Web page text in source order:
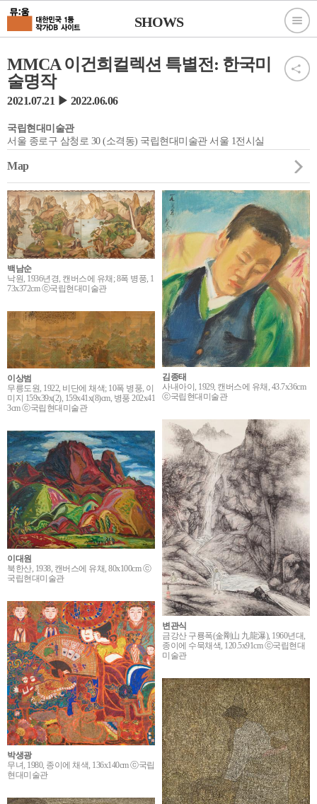
SHOWS
MMCA 이건희컬렉션 특별전: 한국미
술명작
2021.07.21 ▶ 2022.06.06
국립현대미술관
서울 종로구 삼청로 30 (소격동) 국립현대미술관 서울 1전시실
Map
백남순
낙원, 1936년경, 캔버스에 유채; 8폭 병풍, 1
73x372cm ⓒ국립현대미술관
김종태
사내아이, 1929, 캔버스에 유채, 43.7x36cm
ⓒ국립현대미술관
이상범
무릉도원, 1922, 비단에 채색; 10폭 병풍, 이
미지 159x39x(2), 159x41x(8)cm, 병풍 202x41
3cm ⓒ국립현대미술관
변관식
금강산 구룡폭(金剛山 九龍瀑), 1960년대,
종이에 수묵채색, 120.5x91cm ⓒ국립현대
미술관
이대원
북한산, 1938, 캔버스에 유채, 80x100cm ⓒ
국립현대미술관
박생광
무녀, 1980, 종이에 채색, 136x140cm ⓒ국립
현대미술관